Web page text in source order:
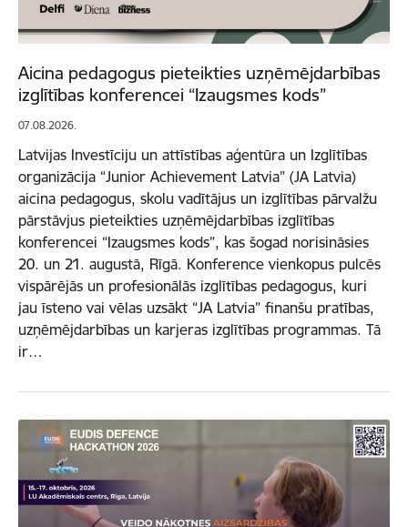
Aicina pedagogus pieteikties uzņēmējdarbības
izglītības konferencei “Izaugsmes kods”
07.08.2026.
Latvijas Investīciju un attīstības aģentūra un Izglītības
organizācija “Junior Achievement Latvia” (JA Latvia)
aicina pedagogus, skolu vadītājus un izglītības pārvalžu
pārstāvjus pieteikties uzņēmējdarbības izglītības
konferencei “Izaugsmes kods”, kas šogad norisināsies
20. un 21. augustā, Rīgā. Konference vienkopus pulcēs
vispārējās un profesionālās izglītības pedagogus, kuri
jau īsteno vai vēlas uzsākt “JA Latvia” finanšu pratības,
uzņēmējdarbības un karjeras izglītības programmas. Tā
ir…